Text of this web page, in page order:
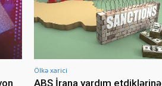
Ölkə xarici
ABŞ İrana yardım etdiklərinə